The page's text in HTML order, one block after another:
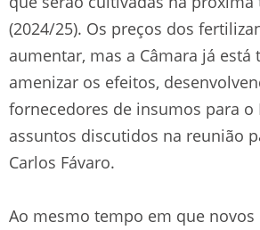
(2024/25). Os preços dos
aumentar, mas a Câmara já
amenizar os efeitos,
fornecedores de insumos para o
assuntos discutidos na reunião
Carlos Fávaro.
Ao mesmo tempo em que novos